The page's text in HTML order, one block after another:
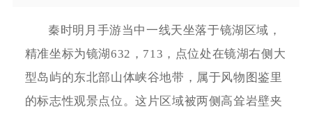
秦时明月手游当中一线天坐落于镜湖区域，
精准坐标为镜湖632，713，点位处在镜湖右侧大
型岛屿的东北部山体峡谷地带，属于风物图鉴里
的标志性观景点位。这片区域被两侧高耸岩壁夹